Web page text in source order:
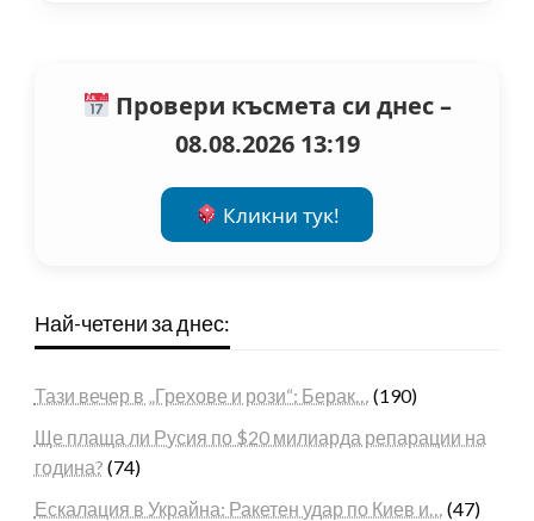
Провери късмета си днес –
08.08.2026 13:19
Кликни тук!
Най-четени за днес:
Тази вечер в „Грехове и рози“: Берак…
(190)
Ще плаща ли Русия по $20 милиарда репарации на
година? (74)
Ескалация в Украйна: Ракетен удар по Киев и…
(47)